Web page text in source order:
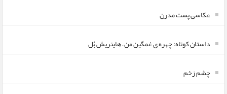
عکاسی پست مدرن
داستان کوتاه: چهره ی غمگین من – هاینریش بُل
چشم زخم